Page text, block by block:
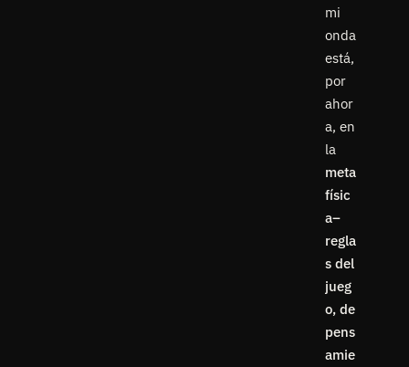
mi
onda
está,
por
ahor
a, en
la
meta
físic
a–
regla
s del
jueg
o, de
pens
amie